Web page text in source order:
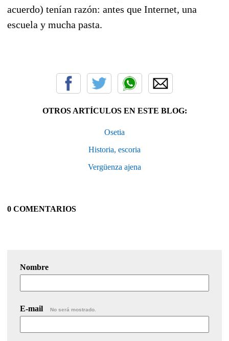
acuerdo) tenían razón: antes que Internet, una
escuela y mucha pasta.
OTROS ARTÍCULOS EN ESTE BLOG:
Osetia
Historia, escoria
Vergüenza ajena
0 COMENTARIOS
Nombre
E-mail No será mostrado.